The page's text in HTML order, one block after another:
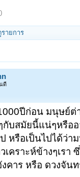
รายการ
ดี
ปีก่อน มนุษย์ต่
กับสมัยนี้แน่ๆหรืออ
หรือเป็นไปได้ว่า
คราะห์ข้างๆเรา
คาร หรือ ดวงจัน